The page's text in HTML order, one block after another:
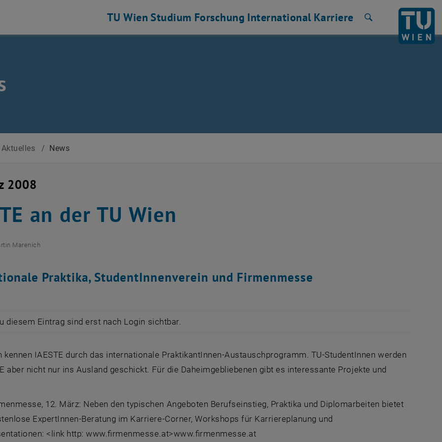
TU Wien Studium Forschung International Karriere
Aktuelles / News
2008
an der TU Wien
Marenich
Praktika, StudentInnenverein und Firmenmesse
diesem Eintrag sind erst nach Login sichtbar.
kennen IAESTE durch das internationale PraktikantInnen-Austauschprogramm. TU-StudentInnen werden
aber nicht nur ins Ausland geschickt. Für die Daheimgebliebenen gibt es interessante Projekte und
12. März: Neben den typischen Angeboten Berufseinstieg, Praktika und Diplomarbeiten bietet
ExpertInnen-Beratung im Karriere-Corner, Workshops für Karriereplanung und
<link http: www.firmenmesse.at>www.firmenmesse.at